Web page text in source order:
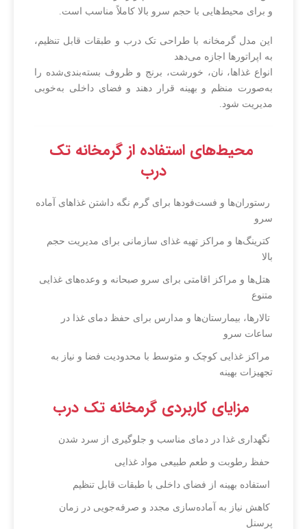
و برای محیط‌هایی با حجم سرو بالا کاملاً مناسب است.
این مدل گرمخانه با طراحی تک درب و طبقات قابل تنظیم،
به اپراتورها اجازه می‌دهد
انواع غذاها، نان، خورشت، برنج و ظروف بسته‌بندی‌شده را
به‌صورت منظم و بهینه قرار دهند و فضای داخلی به‌خوبی
مدیریت شود.
محیط‌های استفاده از گرمخانه تک
درب
رستوران‌ها و فست‌فودها برای گرم نگه داشتن غذاهای آماده
سرو
کترینگ‌ها و مراکز تهیه غذای سازمانی برای مدیریت حجم
بالا
هتل‌ها و مراکز اقامتی برای سرو صبحانه و وعده‌های غذایی
متنوع
تالارها، بیمارستان‌ها و مدارس برای حفظ دمای غذا در
ساعات سرو
مراکز غذایی کوچک و متوسط با محدودیت فضا و نیاز به
تجهیزات بهینه
مزایای کاربردی گرمخانه تک درب
نگهداری غذا در دمای مناسب و جلوگیری از سرد شدن
حفظ رطوبت و طعم طبیعی مواد غذایی
استفاده بهینه از فضای داخلی با طبقات قابل تنظیم
کاهش نیاز به آماده‌سازی مجدد و صرفه‌جویی در زمان
پرسنل